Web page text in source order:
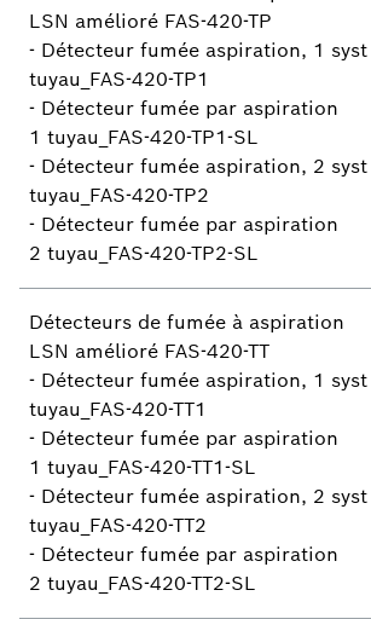
LSN amélioré FAS-420-TP
- Détecteur fumée aspiration, 1 syst
tuyau_FAS-420-TP1
- Détecteur fumée par aspiration
1 tuyau_FAS-420-TP1-SL
- Détecteur fumée aspiration, 2 syst
tuyau_FAS-420-TP2
- Détecteur fumée par aspiration
2 tuyau_FAS-420-TP2-SL
Détecteurs de fumée à aspiration
LSN amélioré FAS-420-TT
- Détecteur fumée aspiration, 1 syst
tuyau_FAS-420-TT1
- Détecteur fumée par aspiration
1 tuyau_FAS-420-TT1-SL
- Détecteur fumée aspiration, 2 syst
tuyau_FAS-420-TT2
- Détecteur fumée par aspiration
2 tuyau_FAS-420-TT2-SL